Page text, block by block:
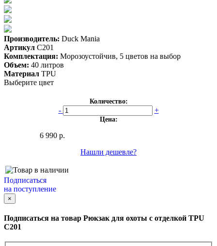
Производитель: Duck Mania
Артикул C201
Комплектация: Морозоустойчив, 5 цветов на выбор
Объем: 40 литров
Материал TPU
Выберите цвет
Количество:
- +
Цена:
6 990 р.
Нашли дешевле?
Подписаться
на поступление
×
Подписаться на товар Рюкзак для охоты с отделкой TPU
C201